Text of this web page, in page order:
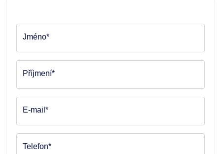
Jméno*
Příjmení*
E-mail*
Telefon*